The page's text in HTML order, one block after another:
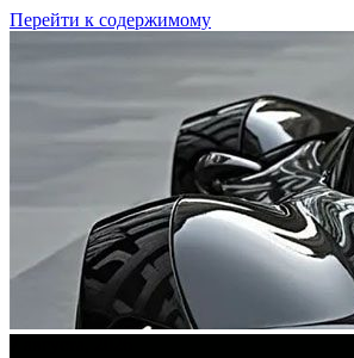
Перейти к содержимому